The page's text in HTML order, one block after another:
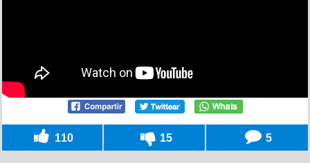
110 15 5